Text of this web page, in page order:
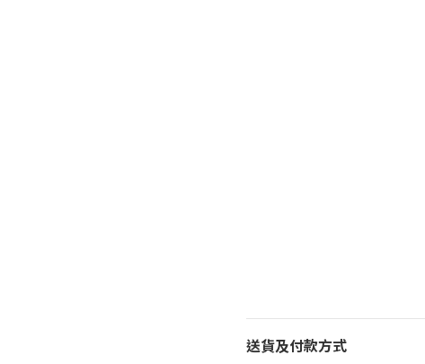
送貨及付款方式